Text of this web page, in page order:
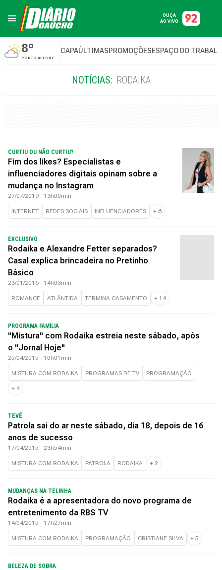
OUÇA
AO VIVO
8º
PORTO ALEGRE
CAPAÚLTIMASPROMOÇÕESESPAÇO DO
NOTÍCIAS: RODAIKA
CURTIU OU NÃO CURTIU?
Fim dos likes? Especialistas e
influenciadores digitais opinam sobre a
mudança no Instagram
27/07/2019 - 13h00min
INTERNET REDES SOCIAIS INFLUENCIADORES + 6
EXCLUSIVO
Rodaika e Alexandre Fetter separados?
Casal explica brincadeira no Pretinho
Básico
23/01/2016 - 14h03min
ROMANCE ATLÂNTIDA TERMINA CASAMENTO + 14
PROGRAMA FAMÍLIA
"Mistura" com Rodaika estreia neste sábado, após
o "Jornal Hoje"
25/04/2015 - 10h01min
MISTURA COM RODAIKA PROGRAMAS DE TV PROGRAMAÇÃO
+ 4
TEVÊ
Patrola sai do ar neste sábado, dia 18, depois de 16
anos de sucesso
17/04/2015 - 23h54min
MISTURA COM RODAIKA PATROLA RODAIKA + 2
MUDANÇAS NA TELINHA
Rodaika é a apresentadora do novo programa de
entretenimento da RBS TV
14/04/2015 - 17h27min
MISTURA COM RODAIKA PROGRAMAÇÃO CRISTIANE SILVA + 5
BELEZA DE SOBRA